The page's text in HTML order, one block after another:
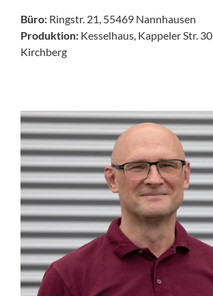
Büro: Ringstr. 21, 55469 Nannhausen
Produktion: Kesselhaus, Kappeler Str. 30,
Kirchberg